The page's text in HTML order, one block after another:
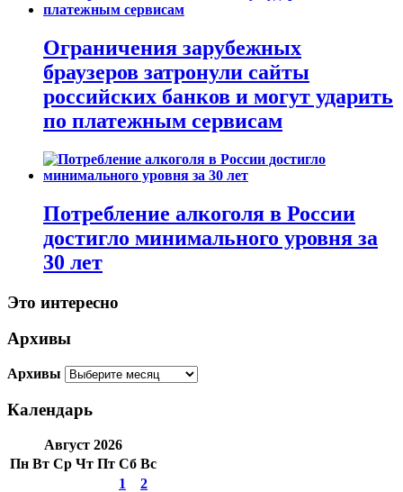
Ограничения зарубежных
браузеров затронули сайты
российских банков и могут ударить
по платежным сервисам
Потребление алкоголя в России
достигло минимального уровня за
30 лет
Это интересно
Архивы
Архивы
Календарь
Август 2026
Пн Вт Ср Чт Пт Сб Вс
1
2